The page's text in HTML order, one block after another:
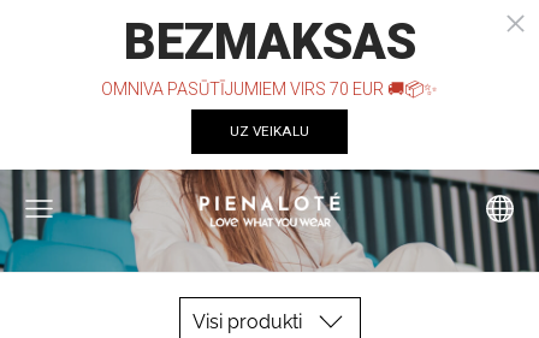
Visi produkti